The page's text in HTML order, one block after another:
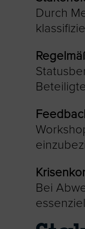
Durch
Bei